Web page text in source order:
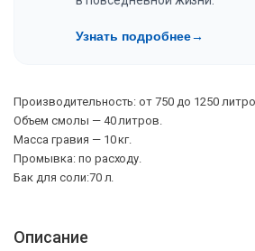
Узнать подробнее→
Производительность: от 750 до 1250
Объем смолы — 40 литров.
Масса гравия — 10 кг.
Промывка: по расходу.
Бак для соли:70 л.
Описание